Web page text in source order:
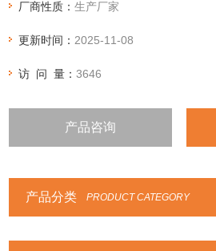
电池，检测器，或任何其他光子荷转
厂商性质：生产厂家
更新时间： 2025-11-08
访 问 量：3646
产品咨询
产品分类 PRODUCT CATEGORY